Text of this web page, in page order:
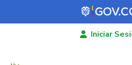
Pasar al contenido principal
Iniciar